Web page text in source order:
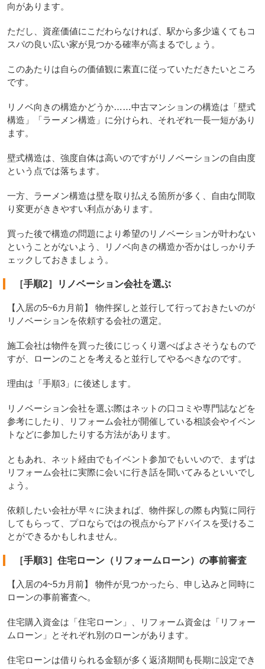
向があります。
ただし、資産価値にこだわらなければ、駅から多少遠くてもコ
スパの良い広い家が見つかる確率が高まるでしょう。
このあたりは自らの価値観に素直に従っていただきたいところ
です。
リノベ向きの構造かどうか……中古マンションの構造は「壁式
構造」「ラーメン構造」に分けられ、それぞれ一長一短があり
ます。
壁式構造は、強度自体は高いのですがリノベーションの自由度
という点では落ちます。
一方、ラーメン構造は壁を取り払える箇所が多く、自由な間取
り変更がききやすい利点があります。
買った後で構造の問題により希望のリノベーションが叶わない
ということがないよう、リノベ向きの構造か否かはしっかりチ
ェックしておきましょう。
［手順2］リノベーション会社を選ぶ
【入居の5~6カ月前】 物件探しと並行して行っておきたいのが
リノベーションを依頼する会社の選定。
施工会社は物件を買った後にじっくり選べばよさそうなもので
すが、ローンのことを考えると並行してやるべきなのです。
理由は「手順3」に後述します。
リノベーション会社を選ぶ際はネットの口コミや専門誌などを
参考にしたり、リフォーム会社が開催している相談会やイベン
トなどに参加したりする方法があります。
ともあれ、ネット経由でもイベント参加でもいいので、まずは
リフォーム会社に実際に会いに行き話を聞いてみるといいでし
ょう。
依頼したい会社が早々に決まれば、物件探しの際も内覧に同行
してもらって、プロならではの視点からアドバイスを受けるこ
とができるかもしれません。
［手順3］住宅ローン（リフォームローン）の事前審査
【入居の4~5カ月前】 物件が見つかったら、申し込みと同時に
ローンの事前審査へ。
住宅購入資金は「住宅ローン」、リフォーム資金は「リフォー
ムローン」とそれぞれ別のローンがあります。
住宅ローンは借りられる金額が多く返済期間も長期に設定でき